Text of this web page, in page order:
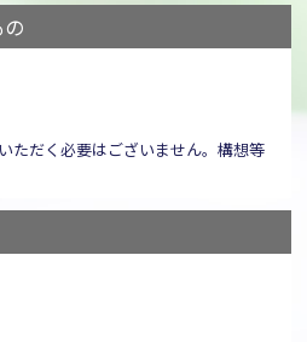
ただく必要はございません。構想等